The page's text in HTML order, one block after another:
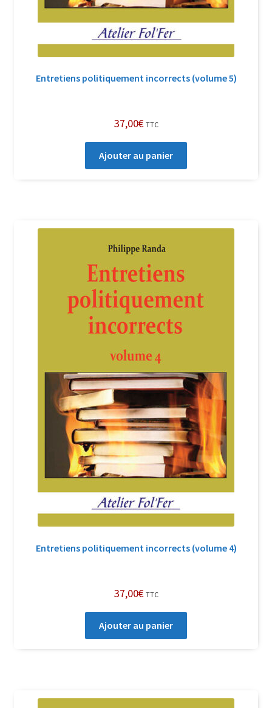
Entretiens politiquement incorrects (volume 5)
37,00€ TTC
Ajouter au panier
Entretiens politiquement incorrects (volume 4)
37,00€ TTC
Ajouter au panier